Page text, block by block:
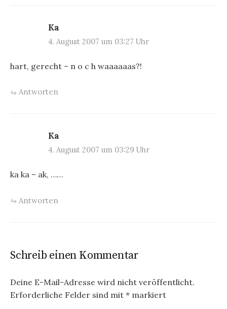
Ka
4. August 2007 um 03:27 Uhr
hart, gerecht – n o c h waaaaaas?!
Antworten
Ka
4. August 2007 um 03:29 Uhr
ka ka – ak, ……
Antworten
Schreib einen Kommentar
Deine E-Mail-Adresse wird nicht veröffentlicht.
Erforderliche Felder sind mit * markiert